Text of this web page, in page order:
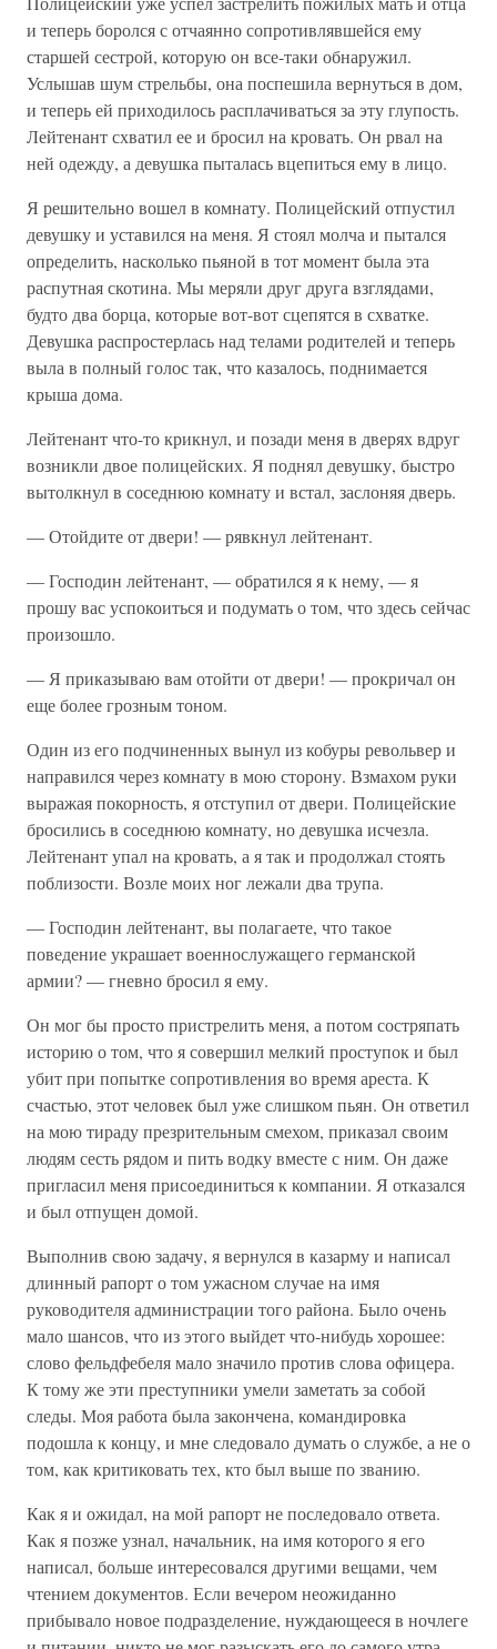
и теперь боролся с отчаянно сопротивлявшейся ему
старшей сестрой, которую он все-таки обнаружил.
Услышав шум стрельбы, она поспешила вернуться в дом,
и теперь ей приходилось расплачиваться за эту глупость.
Лейтенант схватил ее и бросил на кровать. Он рвал на
ней одежду, а девушка пыталась вцепиться ему в лицо.
Я решительно вошел в комнату. Полицейский отпустил
девушку и уставился на меня. Я стоял молча и пытался
определить, насколько пьяной в тот момент была эта
распутная скотина. Мы меряли друг друга взглядами,
будто два борца, которые вот-вот сцепятся в схватке.
Девушка распростерлась над телами родителей и теперь
выла в полный голос так, что казалось, поднимается
крыша дома.
Лейтенант что-то крикнул, и позади меня в дверях вдруг
возникли двое полицейских. Я поднял девушку, быстро
вытолкнул в соседнюю комнату и встал, заслоняя дверь.
— Отойдите от двери! — рявкнул лейтенант.
— Господин лейтенант, — обратился я к нему, — я
прошу вас успокоиться и подумать о том, что здесь сейчас
произошло.
— Я приказываю вам отойти от двери! — прокричал он
еще более грозным тоном.
Один из его подчиненных вынул из кобуры револьвер и
направился через комнату в мою сторону. Взмахом руки
выражая покорность, я отступил от двери. Полицейские
бросились в соседнюю комнату, но девушка исчезла.
Лейтенант упал на кровать, а я так и продолжал стоять
поблизости. Возле моих ног лежали два трупа.
— Господин лейтенант, вы полагаете, что такое
поведение украшает военнослужащего германской
армии? — гневно бросил я ему.
Он мог бы просто пристрелить меня, а потом состряпать
историю о том, что я совершил мелкий проступок и был
убит при попытке сопротивления во время ареста. К
счастью, этот человек был уже слишком пьян. Он ответил
на мою тираду презрительным смехом, приказал своим
людям сесть рядом и пить водку вместе с ним. Он даже
пригласил меня присоединиться к компании. Я отказался
и был отпущен домой.
Выполнив свою задачу, я вернулся в казарму и написал
длинный рапорт о том ужасном случае на имя
руководителя администрации того района. Было очень
мало шансов, что из этого выйдет что-нибудь хорошее:
слово фельдфебеля мало значило против слова офицера.
К тому же эти преступники умели заметать за собой
следы. Моя работа была закончена, командировка
подошла к концу, и мне следовало думать о службе, а не о
том, как критиковать тех, кто был выше по званию.
Как я и ожидал, на мой рапорт не последовало ответа.
Как я позже узнал, начальник, на имя которого я его
написал, больше интересовался другими вещами, чем
чтением документов. Если вечером неожиданно
прибывало новое подразделение, нуждающееся в ночлеге